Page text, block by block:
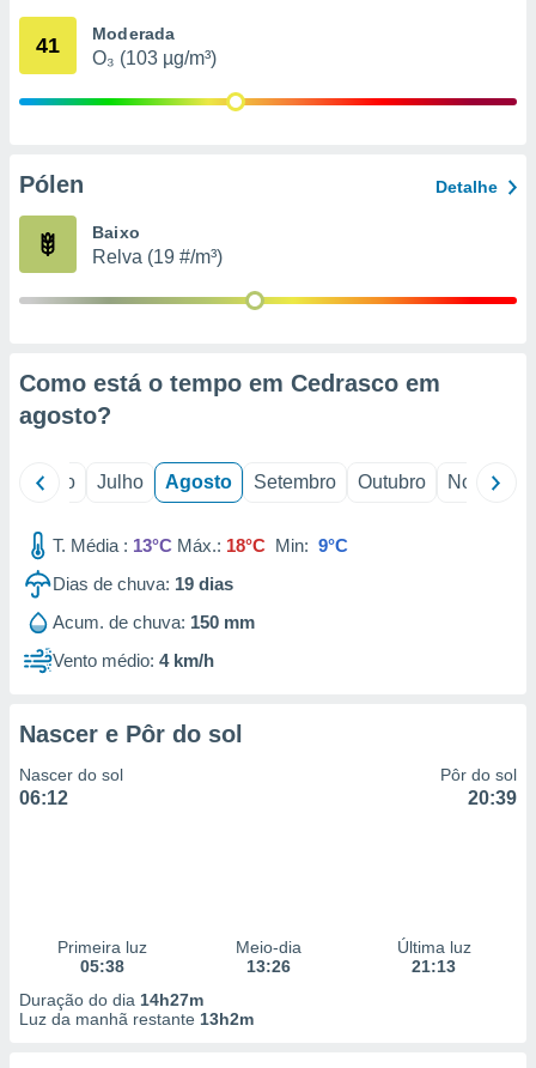
através
estudos
1199
41 Moderada
O₃ (103 µg/m³)
Pólen Detalhe
Baixo
Relva (19 #/m³)
Como está o tempo em Cedrasco em
agosto?
Junho Julho Agosto Setembro Outubro Novembro
T. Média : 13°C Máx.: 18°C Min: 9°C
Dias de chuva: 19 dias
Acum. de chuva: 150 mm
Vento médio: 4 km/h
Nascer e Pôr do sol
Nascer do sol
06:12
Pôr do sol
20:39
Primeira luz
05:38
Meio-dia
13:26
Última luz
21:13
Duração do dia 14h27m
Luz da manhã restante 13h2m